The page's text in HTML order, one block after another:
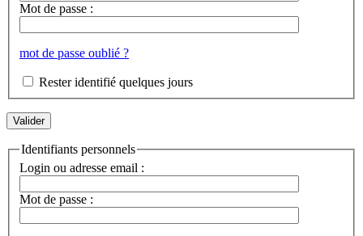
Mot de passe :
mot de passe oublié ?
Rester identifié quelques jours
Identifiants personnels
Login ou adresse email :
Mot de passe :